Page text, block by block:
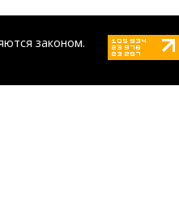
законом.